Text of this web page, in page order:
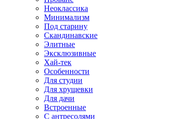
Неоклассика
Минимализм
Под старину
Скандинавские
Элитные
Эксклюзивные
Хай-тек
Особенности
Для студии
Для хрущевки
Для дачи
Встроенные
С антресолями